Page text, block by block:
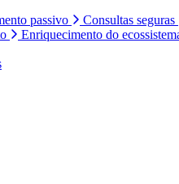
passivo
Consultas seguras
Enriquecimento do